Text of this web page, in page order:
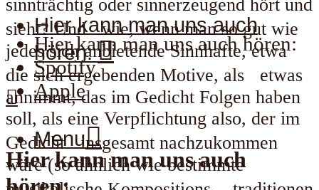
Hier kann man uns auch hören:
Spotify
Apple
Menu
Hier kann man uns auch
hören:
Hier kann man uns auch
sinnträchtig oder sinnerzeugend hört und
sieht? Und wie, wenn man so gut wie
jedes sich anbietende Sinnhafte, etwa
die sich ergebenden Motive, als etwas
annimmt, das im Gedicht Folgen haben
soll, als eine Verpflichtung also, der im
Gedicht insgesamt nachzukommen
wäre (so ähnlich wie bestimmte